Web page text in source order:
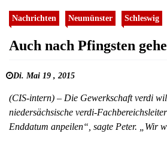
Nachrichten Neumünster Schleswig
Auch nach Pfingsten
Di. Mai 19 , 2015
(CIS-intern) – Die Gewerkschaft verdi
niedersächsische verdi-
Enddatum anpeilen“, sagte Peter. „Wir